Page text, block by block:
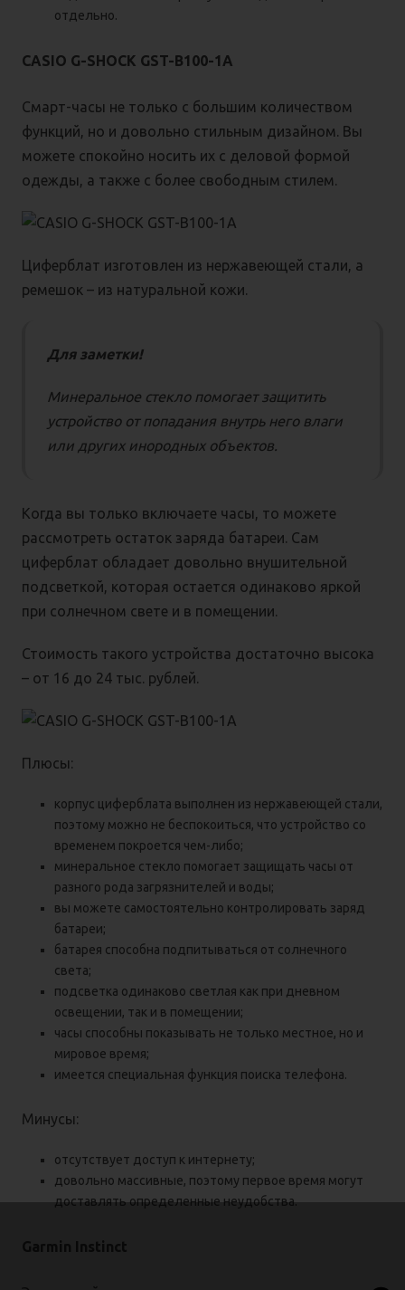
отдельно.
CASIO G-SHOCK GST-B100-1A
Смарт-часы не только с большим количеством
функций, но и довольно стильным дизайном. Вы
можете спокойно носить их с деловой формой
одежды, а также с более свободным стилем.
Циферблат изготовлен из нержавеющей стали, а
ремешок – из натуральной кожи.
Для заметки!
Минеральное стекло помогает защитить
устройство от попадания внутрь него влаги
или других инородных объектов.
Когда вы только включаете часы, то можете
рассмотреть остаток заряда батареи. Сам
циферблат обладает довольно внушительной
подсветкой, которая остается одинаково яркой
при солнечном свете и в помещении.
Стоимость такого устройства достаточно высока
– от 16 до 24 тыс. рублей.
Плюсы:
корпус циферблата выполнен из нержавеющей стали,
поэтому можно не беспокоиться, что устройство со
временем покроется чем-либо;
минеральное стекло помогает защищать часы от
разного рода загрязнителей и воды;
вы можете самостоятельно контролировать заряд
батареи;
батарея способна подпитываться от солнечного
света;
подсветка одинаково светлая как при дневном
освещении, так и в помещении;
часы способны показывать не только местное, но и
мировое время;
имеется специальная функция поиска телефона.
Минусы:
отсутствует доступ к интернету;
довольно массивные, поэтому первое время могут
доставлять определенные неудобства.